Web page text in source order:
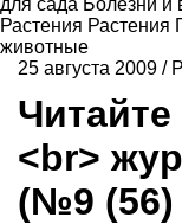
для сада Болезни и
Растения Растения
животные
25 августа 2009 /
<br>
(№9 (56)